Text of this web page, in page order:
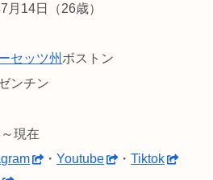
月14日（26歳）
セッツ州 ボストン
ンチン
現在
・Youtube ・Tiktok